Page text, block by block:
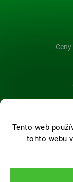
Tento web
tohto webu